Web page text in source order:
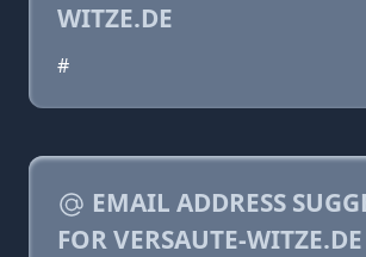
WITZE.DE
#
EMAIL ADDRESS
FOR VERSAUTE-WITZE.DE